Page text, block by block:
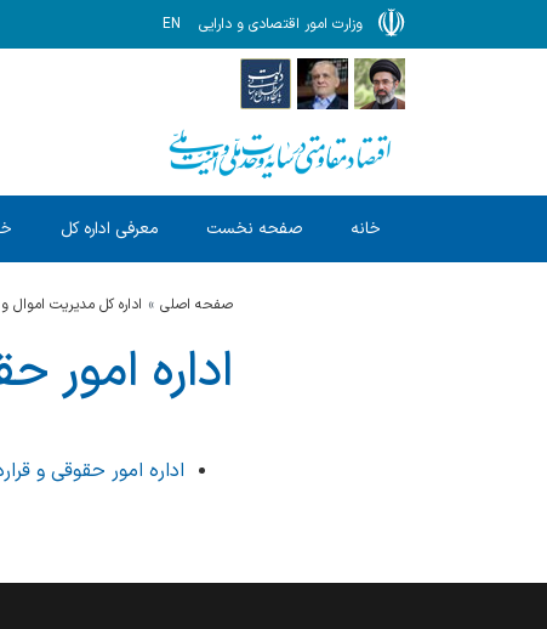
وزارت امور اقتصادی و دارایی EN
خانه صفحه نخست معرفی اداره کل
صفحه اصلی اداره کل مدیریت اموال
اداره امور
اداره امور حقوقی و